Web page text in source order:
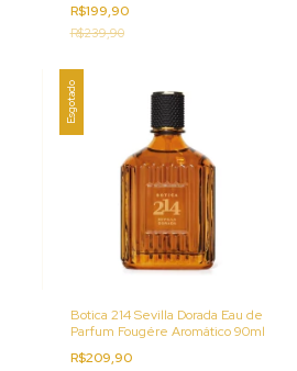
R$199,90
R$239,90
Esgotado
Botica 214 Sevilla Dorada Eau de
Parfum Fougére Aromático 90ml
R$209,90